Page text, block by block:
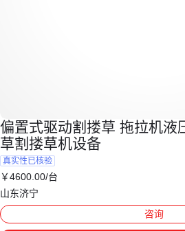
偏置式驱动割搂草 拖拉机液
草割搂草机设备
真实性已核验
￥4600 .00/台
山东济宁
咨询